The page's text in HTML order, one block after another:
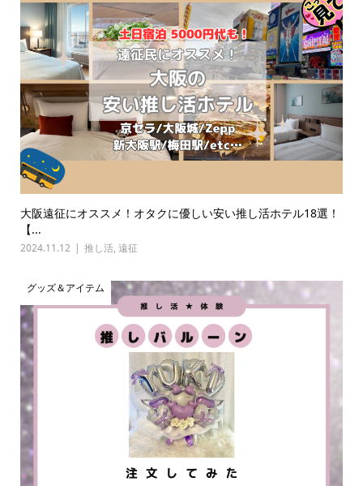
大阪遠征にオススメ！オタクに優しい安い推し活ホテル18選！
【...
2024.11.12 推し活, 遠征
グッズ＆アイテム